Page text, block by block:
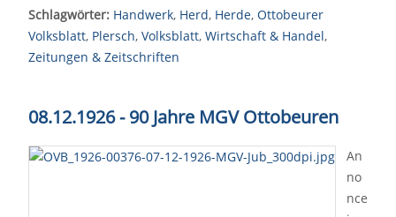
Schlagwörter: Handwerk, Herd, Herde, Ottobeurer
Volksblatt, Plersch, Volksblatt, Wirtschaft & Handel,
Zeitungen & Zeitschriften
08.12.1926 - 90 Jahre MGV Ottobeuren
An
no
nce